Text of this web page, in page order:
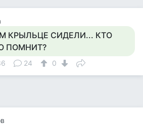
КРЫЛЬЦЕ СИДЕЛИ... КТО
ПОМНИТ?
24 0